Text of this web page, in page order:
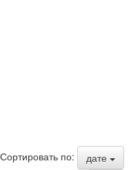
Сортировать по:
дате